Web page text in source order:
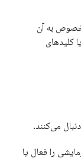
به آن
یا کلیدهای
می‌کنند.
را فعال یا